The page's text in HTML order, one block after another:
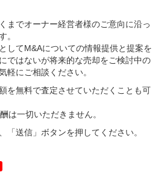
までオーナー経営者様のご意向に沿っ
。
してM&Aについての情報提供と提案を
ではないが将来的な売却をご検討中の
軽にご相談ください。
を無料で査定させていただくことも可
は一切いただきません。
送信」ボタンを押してください。